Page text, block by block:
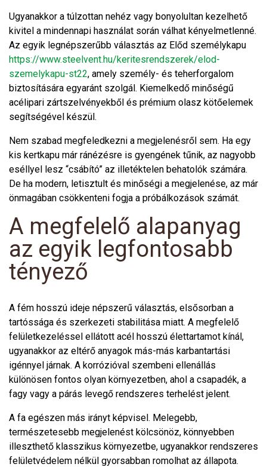
Ugyanakkor a túlzottan nehéz vagy bonyolultan kezelhető
kivitel a mindennapi használat során válhat kényelmetlenné.
Az egyik legnépszerűbb választás az Előd személykapu
https://www.steelvent.hu/keritesrendszerek/elod-
szemelykapu-st22, amely személy- és teherforgalom
biztosítására egyaránt szolgál. Kiemelkedő minőségű
acélipari zártszelvényekből és prémium olasz kötőelemek
segítségével készül.
Nem szabad megfeledkezni a megjelenésről sem. Ha egy
kis kertkapu már ránézésre is gyengének tűnik, az nagyobb
eséllyel lesz “csábító” az illetéktelen behatolók számára.
De ha modern, letisztult és minőségi a megjelenése, az már
önmagában csökkenteni fogja a próbálkozások számát.
A megfelelő alapanyag
az egyik legfontosabb
tényező
A fém hosszú ideje népszerű választás, elsősorban a
tartóssága és szerkezeti stabilitása miatt. A megfelelő
felületkezeléssel ellátott acél hosszú élettartamot kínál,
ugyanakkor az eltérő anyagok más-más karbantartási
igénnyel járnak. A korrózióval szembeni ellenállás
különösen fontos olyan környezetben, ahol a csapadék, a
fagy vagy a párás levegő rendszeres terhelést jelent.
A fa egészen más irányt képvisel. Melegebb,
természetesebb megjelenést kölcsönöz, könnyebben
illeszthető klasszikus környezetbe, ugyanakkor rendszeres
felületvédelem nélkül gyorsabban romolhat az állapota.